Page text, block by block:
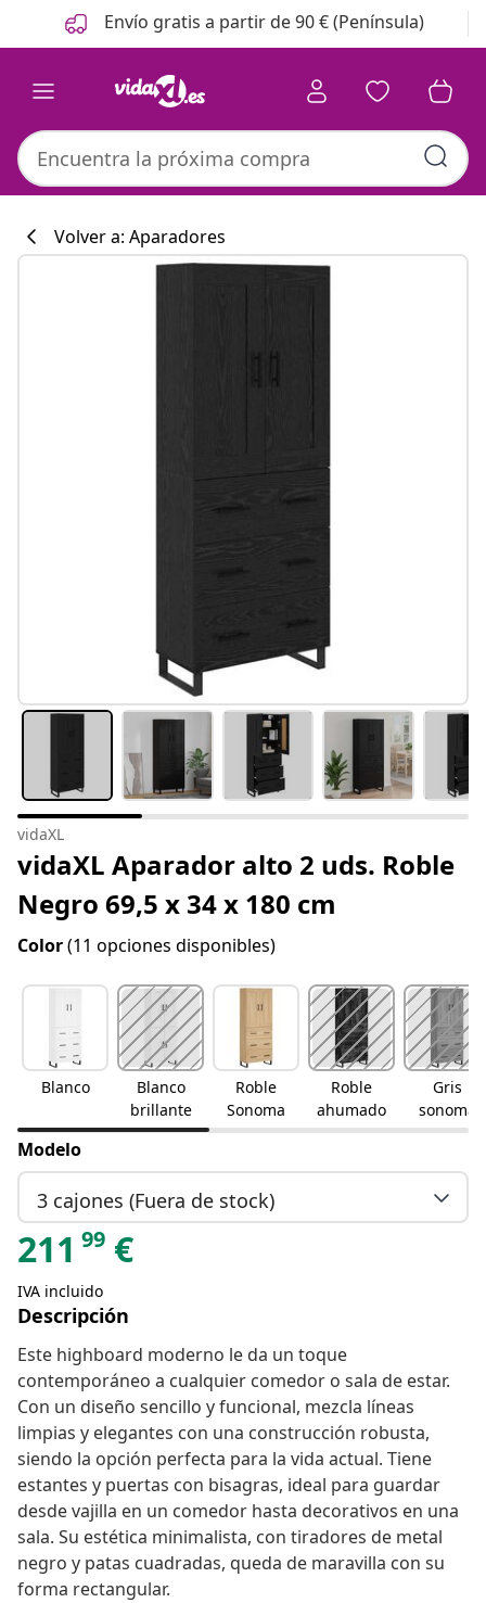
Anterior
Siguiente Envío gratis a partir de 90 € (Península)
Volver a: Aparadores
vidaXL
vidaXL Aparador alto 2 uds. Roble
Negro 69,5 x 34 x 180 cm
Color(11 opciones disponibles)
Blanco
Blanco
brillante
Roble
Sonoma
Roble
ahumado
Gris
sonoma
Modelo
3 cajones (Fuera de stock)
211 99 €
IVA incluido
Descripción
Este highboard moderno le da un toque
contemporáneo a cualquier comedor o sala de estar.
Con un diseño sencillo y funcional, mezcla líneas
limpias y elegantes con una construcción robusta,
siendo la opción perfecta para la vida actual. Tiene
estantes y puertas con bisagras, ideal para guardar
desde vajilla en un comedor hasta decorativos en una
sala. Su estética minimalista, con tiradores de metal
negro y patas cuadradas, queda de maravilla con su
forma rectangular.